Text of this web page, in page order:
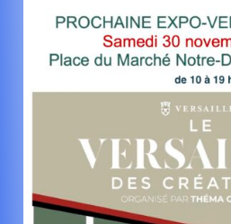
Vélizy-
Villacoublay
Hamerla